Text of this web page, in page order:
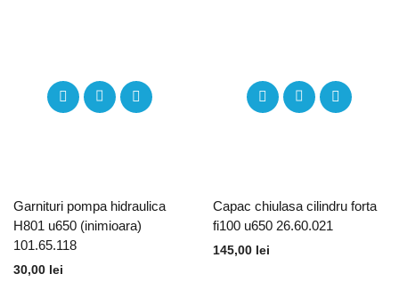
Garnituri pompa hidraulica
H801 u650 (inimioara)
101.65.118
30,00 lei
Capac chiulasa cilindru forta
fi100 u650 26.60.021
145,00 lei